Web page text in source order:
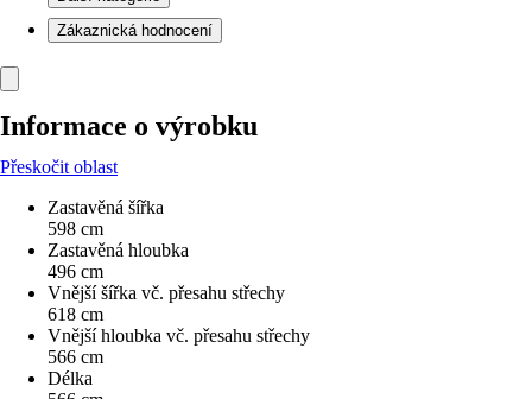
Zákaznická hodnocení
Informace o výrobku
Přeskočit oblast
Zastavěná šířka
598 cm
Zastavěná hloubka
496 cm
Vnější šířka vč. přesahu střechy
618 cm
Vnější hloubka vč. přesahu střechy
566 cm
Délka